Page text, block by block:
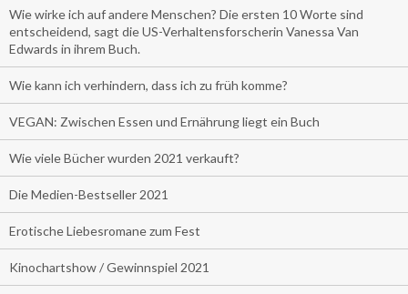
Wie wirke ich auf andere Menschen? Die ersten 10 Worte sind
entscheidend, sagt die US-Verhaltensforscherin Vanessa Van
Edwards in ihrem Buch.
Wie kann ich verhindern, dass ich zu früh komme?
VEGAN: Zwischen Essen und Ernährung liegt ein Buch
Wie viele Bücher wurden 2021 verkauft?
Die Medien-Bestseller 2021
Erotische Liebesromane zum Fest
Kinochartshow / Gewinnspiel 2021